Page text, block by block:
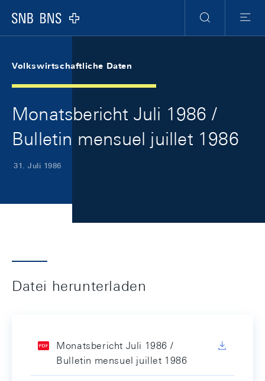
Logo
Suche
Menu
Volkswirtschaftliche Daten
Monatsbericht Juli 1986 /
Bulletin mensuel juillet 1986
31. Juli 1986
Datei herunterladen
Monatsbericht Juli 1986 /
Bulletin mensuel juillet 1986